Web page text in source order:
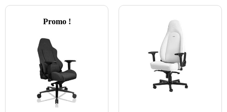
Promo !